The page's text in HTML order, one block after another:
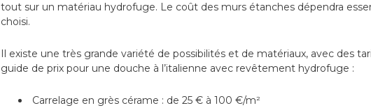
tout sur un matériau hydrofuge. Le coût des murs étanches dépendra
choisi.
Il existe une très grande variété de possibilités et de matériaux, avec des
guide de prix pour une douche à l’italienne avec revêtement hydrofuge :
Carrelage en grès cérame : de 25 € à 100 €/m²